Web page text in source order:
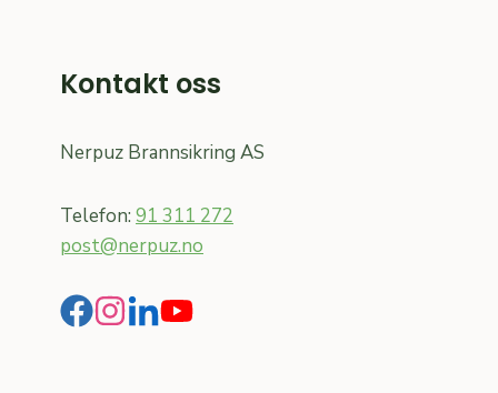
Kontakt oss
Nerpuz Brannsikring AS
Telefon: 91 311 272
post@nerpuz.no